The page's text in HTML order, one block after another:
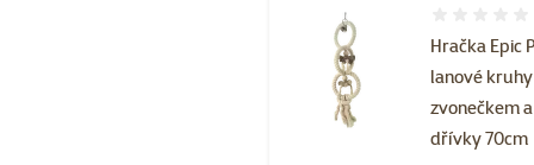
Hračka Epic
lanové
zvonečkem a
dřívky 70cm